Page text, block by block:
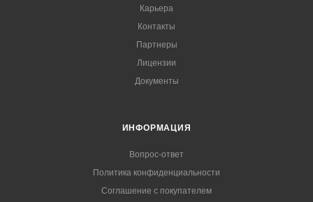
Карьера
Контакты
Партнеры
Лицензии
Документы
ИНФОРМАЦИЯ
Вопрос-ответ
Политика конфиденциальности
Соглашение с покупателем